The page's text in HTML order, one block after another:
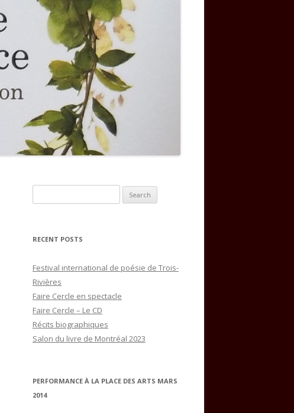
for:
RECENT POSTS
Festival international de poésie de Trois-
Rivières
Faire Cercle en spectacle
Faire Cercle – Le CD
Récits biographiques
Salon du livre de Montréal 2023
PERFORMANCE À LA PLACE DES ARTS MARS
2014